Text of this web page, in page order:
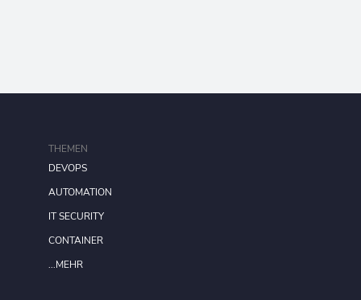
THEMEN
DEVOPS
AUTOMATION
IT SECURITY
CONTAINER
...MEHR